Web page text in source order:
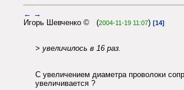
← →
Игорь Шевченко © (2004-11-19 11:07) [14]
> увеличилось в 16 раз.
С увеличением диаметра проволоки
увеличивается ?